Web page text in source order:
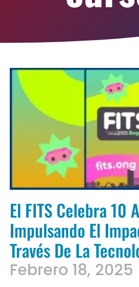
El FITS Celebra 10
Impulsando El
Través De La
Febrero 18, 2025